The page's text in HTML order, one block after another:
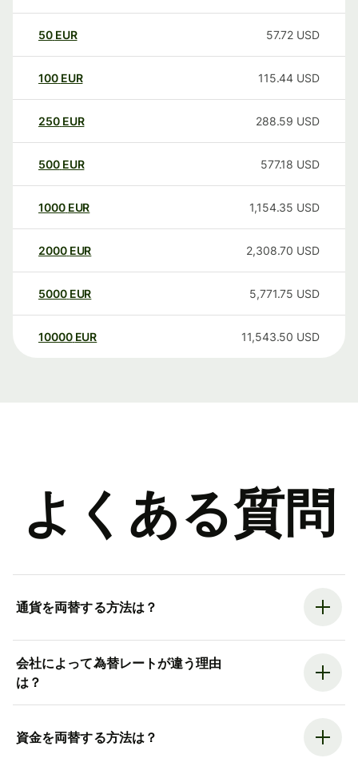
50 EUR 57.72 USD
100 EUR 115.44 USD
250 EUR 288.59 USD
500 EUR 577.18 USD
1000 EUR 1,154.35 USD
2000 EUR 2,308.70 USD
5000 EUR 5,771.75 USD
10000 EUR 11,543.50 USD
よくある質問
通貨を両替する方法は？
会社によって為替レートが違う理由
は？
資金を両替する方法は？